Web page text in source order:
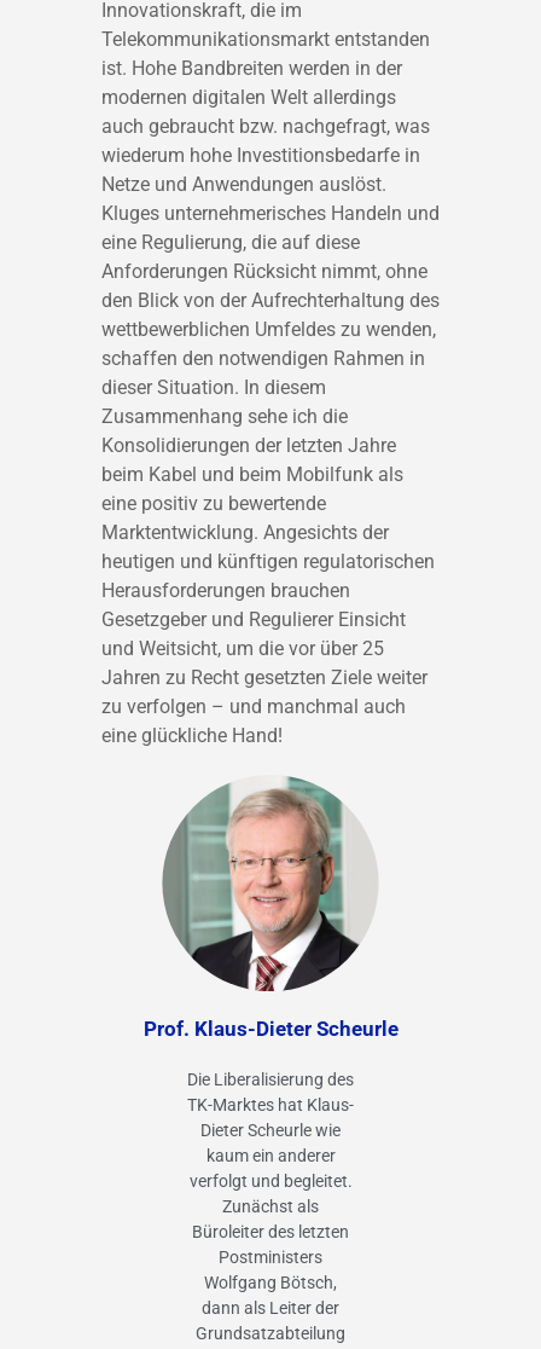
Innovationskraft, die im
Telekommunikationsmarkt entstanden
ist. Hohe Bandbreiten werden in der
modernen digitalen Welt allerdings
auch gebraucht bzw. nachgefragt, was
wiederum hohe Investitionsbedarfe in
Netze und Anwendungen auslöst.
Kluges unternehmerisches Handeln und
eine Regulierung, die auf diese
Anforderungen Rücksicht nimmt, ohne
den Blick von der Aufrechterhaltung des
wettbewerblichen Umfeldes zu wenden,
schaffen den notwendigen Rahmen in
dieser Situation. In diesem
Zusammenhang sehe ich die
Konsolidierungen der letzten Jahre
beim Kabel und beim Mobilfunk als
eine positiv zu bewertende
Marktentwicklung. Angesichts der
heutigen und künftigen regulatorischen
Herausforderungen brauchen
Gesetzgeberund Regulierer Einsicht
und Weitsicht, um die vor über 25
Jahren zu Recht gesetzten Ziele weiter
zu verfolgen – und manchmal auch
eine glückliche Hand!
Prof. Klaus-Dieter Scheurle
Die Liberalisierung des
TK-Marktes hat Klaus-
Dieter Scheurle wie
kaum ein anderer
verfolgt und begleitet.
Zunächst als
Büroleiter des letzten
Postministers
Wolfgang Bötsch,
dann als Leiter der
Grundsatzabteilung